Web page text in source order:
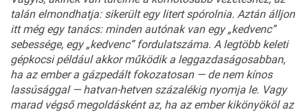
talán elmondhatja: sikerültegylitertspórolnia. Aztán álljon
ittmég egy tanács: minden autónak van egy„kedvenc”
sebessége, egy „kedvenc” fordulatszáma. A legtöbb keleti
gépkocsipéldáulakkorműködika leggazdaságosabban,
ha az embera gázpedált fokozatosan — denem kínos
lassúsággal — hatvan-hetven százalékig nyomja le. Vagy
marad végsőmegoldáskéntaz, ha az emberkikönyökölaz